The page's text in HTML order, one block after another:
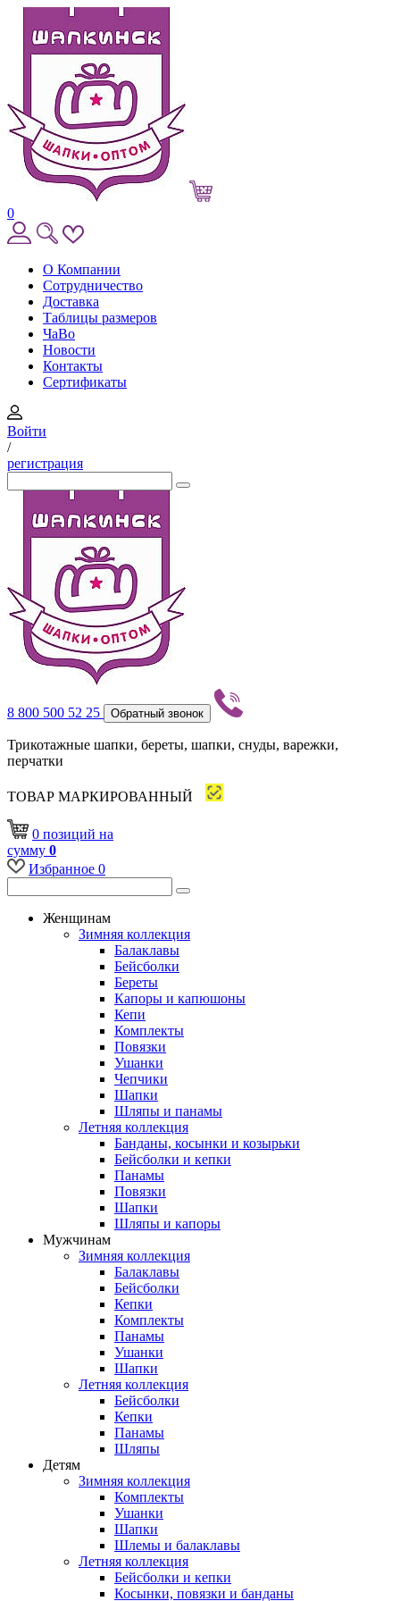
0
О Компании
Сотрудничество
Доставка
Таблицы размеров
ЧаВо
Новости
Контакты
Сертификаты
Войти
/
регистрация
8 800 500 52 25 Обратный звонок
Трикотажные шапки, береты, шапки, снуды, варежки,
перчатки
ТОВАР МАРКИРОВАННЫЙ
0 позиций на
сумму 0
Избранное 0
Женщинам
Зимняя коллекция
Балаклавы
Бейсболки
Береты
Капоры и капюшоны
Кепи
Комплекты
Повязки
Ушанки
Чепчики
Шапки
Шляпы и панамы
Летняя коллекция
Банданы, косынки и козырьки
Бейсболки и кепки
Панамы
Повязки
Шапки
Шляпы и капоры
Мужчинам
Зимняя коллекция
Балаклавы
Бейсболки
Кепки
Комплекты
Панамы
Ушанки
Шапки
Летняя коллекция
Бейсболки
Кепки
Панамы
Шляпы
Детям
Зимняя коллекция
Комплекты
Ушанки
Шапки
Шлемы и балаклавы
Летняя коллекция
Бейсболки и кепки
Косынки, повязки и банданы